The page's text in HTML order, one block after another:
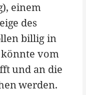
einem
des
billig in
vom
und an die
werden.